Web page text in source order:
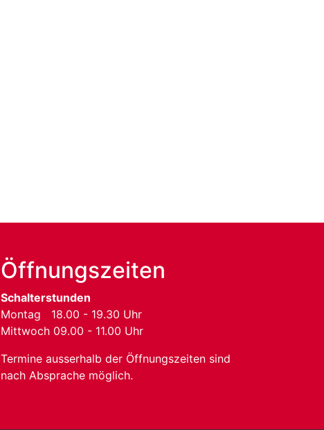
Öffnungszeiten
Schalterstunden
Montag 18.00 - 19.30 Uhr
Mittwoch 09.00 - 11.00 Uhr
Termine ausserhalb der Öffnungszeiten sind
nach Absprache möglich.